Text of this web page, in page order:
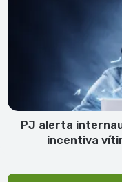
incentiva
vítimasPJ alerta
incentiva